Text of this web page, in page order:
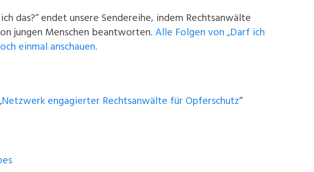
das?“ endet unsere Sendereihe, indem Rechtsanwälte
jungen Menschen beantworten.Alle Folgen von „Darf ich
einmal anschauen.
Netzwerk engagierter Rechtsanwälte für Opferschutz“